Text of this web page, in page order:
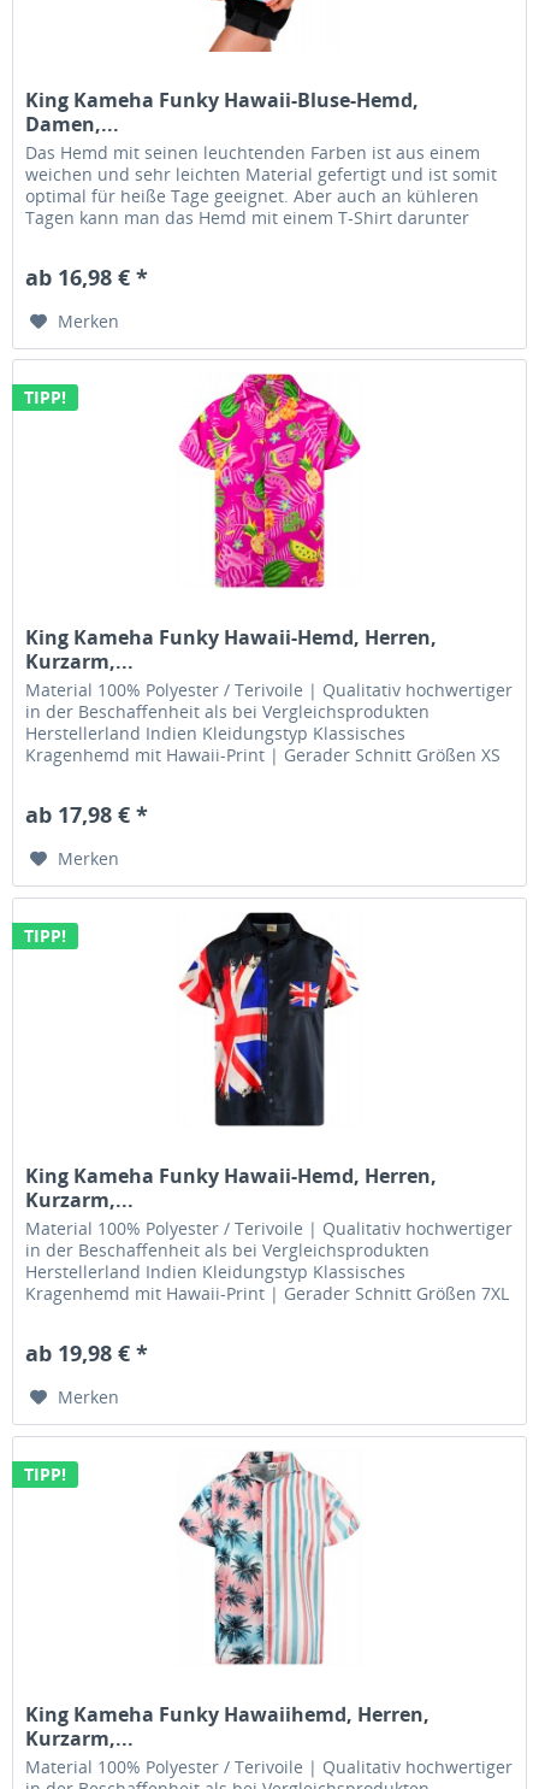
King Kameha Funky Hawaii-Bluse-Hemd,
Damen,...
Das Hemd mit seinen leuchtenden Farben ist aus einem
weichen und sehr leichten Material gefertigt und ist somit
optimal für heiße Tage geeignet. Aber auch an kühleren
Tagen kann man das Hemd mit einem T-Shirt darunter
ab 16,98 € *
Merken
TIPP!
King Kameha Funky Hawaii-Hemd, Herren,
Kurzarm,...
Material 100% Polyester / Terivoile | Qualitativ hochwertiger
in der Beschaffenheit als bei Vergleichsprodukten
Herstellerland Indien Kleidungstyp Klassisches
Kragenhemd mit Hawaii-Print | Gerader Schnitt Größen XS
ab 17,98 € *
Merken
TIPP!
King Kameha Funky Hawaii-Hemd, Herren,
Kurzarm,...
Material 100% Polyester / Terivoile | Qualitativ hochwertiger
in der Beschaffenheit als bei Vergleichsprodukten
Herstellerland Indien Kleidungstyp Klassisches
Kragenhemd mit Hawaii-Print | Gerader Schnitt Größen 7XL
ab 19,98 € *
Merken
TIPP!
King Kameha Funky Hawaiihemd, Herren,
Kurzarm,...
Material 100% Polyester / Terivoile | Qualitativ hochwertiger